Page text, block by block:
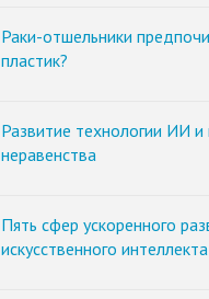
Раки-отшельники
пластик?
Развитие технологии ИИ
неравенства
Пять сфер ускоренного
искусственного интеллекта